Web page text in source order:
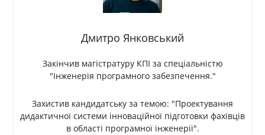
Дмитро Янковський
Закінчив магістратуру КПІ за спеціальністю
"Інженерія програмного забезпечення."
Захистив кандидатську за темою: "Проектування
дидактичної системи інноваційної підготовки фахівців
в області програмної інженерії".